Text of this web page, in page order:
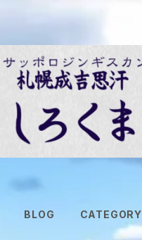
BLOG CATEGORY